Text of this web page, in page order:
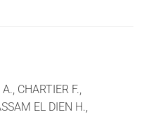
CHARTIER F.,
EL DIEN H.,